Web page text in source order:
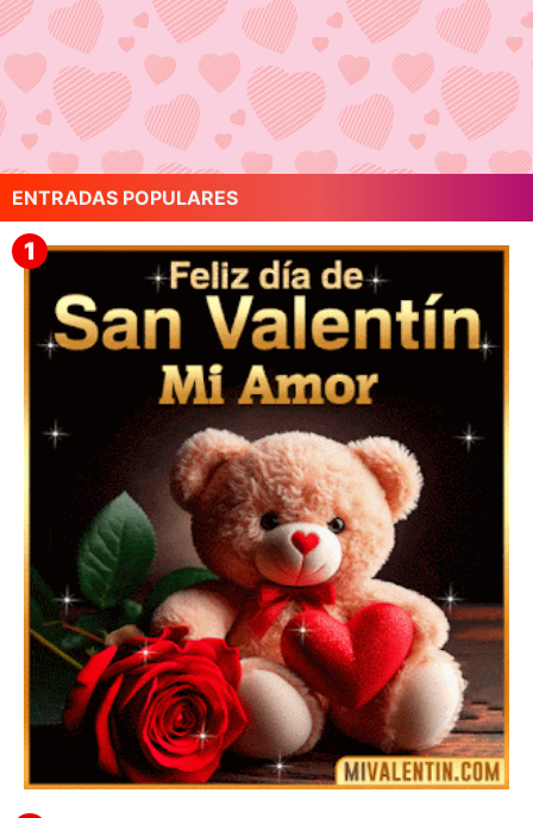
ENTRADAS POPULARES